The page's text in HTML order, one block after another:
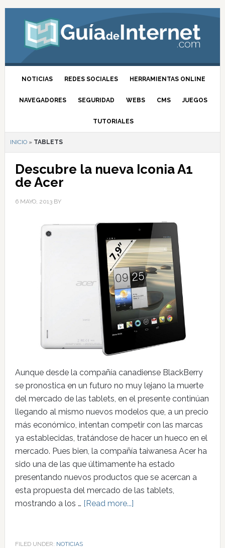
NOTICIAS REDES SOCIALES HERRAMIENTAS ONLINE
NAVEGADORES SEGURIDAD WEBS CMS JUEGOS
TUTORIALES
INICIO» TABLETS
Descubre la nueva Iconia A1
de Acer
6 MAYO, 2013BY
Aunque desde la compañía canadiense BlackBerry
se pronostica en un futuro no muy lejano la muerte
del mercado de las tablets, en el presente continúan
llegando al mismo nuevos modelos que, a un precio
más económico, intentan competir con las marcas
ya establecidas, tratándose de hacer un hueco en el
mercado. Pues bien, la compañía taiwanesa Acer ha
sido una de las que últimamente ha estado
presentando nuevos productos que se acercan a
esta propuesta del mercado de las tablets,
mostrando a los … [Read more...]
FILED UNDER: NOTICIAS